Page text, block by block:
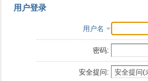
用户登录
用户名
密码:
安全提问: